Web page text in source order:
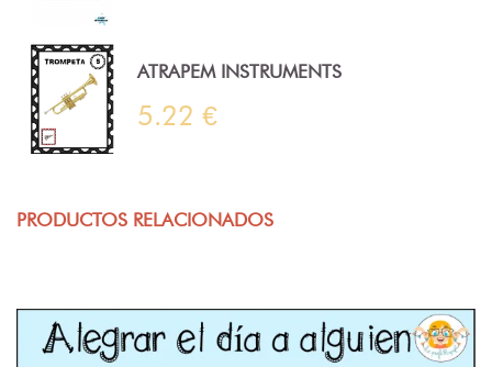
ATRAPEM INSTRUMENTS
5.22 €
PRODUCTOS RELACIONADOS